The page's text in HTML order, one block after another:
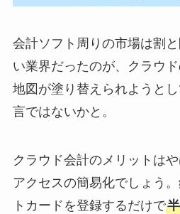
会計ソフト周りの市場は割
い業界だったのが、クラウ
地図が塗り替えられようと
言ではないかと。
クラウド会計のメリットは
アクセスの簡易化でしょう
トカードを登録するだけで